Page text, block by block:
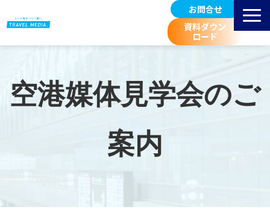
お問合せ
資料ダウン
ロード
選ばれる理由
掲載先 空港一覧
広告料金/規定等
空港マーケティングブログ
空港媒体見学会のご
案内